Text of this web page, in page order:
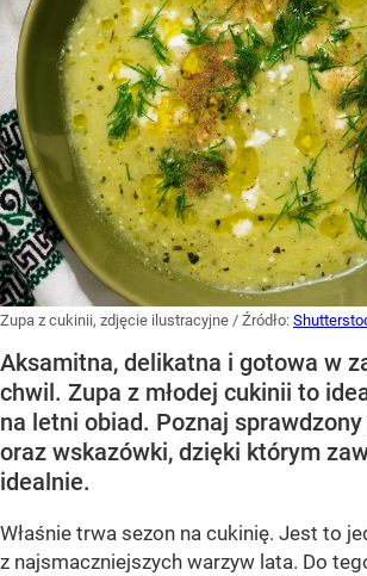
Zupa z cukinii, zdjęcie ilustracyjne / Źródło:
Aksamitna, delikatna i gotowa w
chwil. Zupa z młodej cukinii to
na letni obiad. Poznaj
oraz wskazówki, dzięki którym
idealnie.
Właśnie trwa sezon na cukinię. Jest to
z najsmaczniejszych warzyw lata. Do